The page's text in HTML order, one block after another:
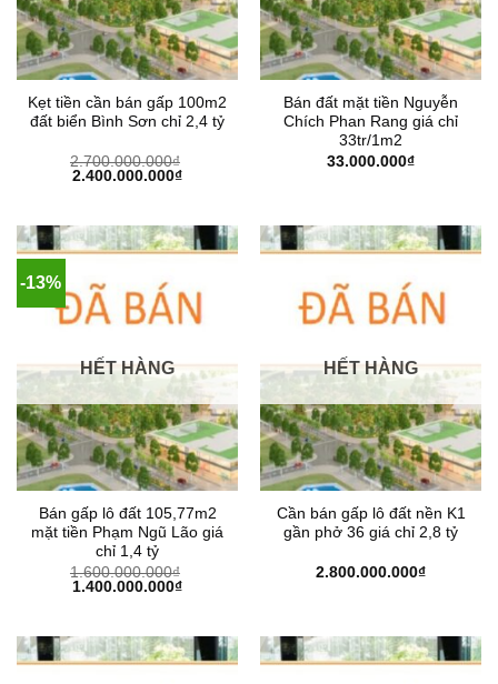
Kẹt tiền cần bán gấp 100m2
đất biển Bình Sơn chỉ 2,4 tỷ
2.700.000.000₫
Giá
2.400.000.000₫Giá
2.400.000.000₫.
Bán đất mặt tiền Nguyễn
Chích Phan Rang giá chỉ
33tr/1m2
33.000.000₫
-13%
HẾT HÀNG
Bán gấp lô đất 105,77m2
mặt tiền Phạm Ngũ Lão giá
chỉ 1,4 tỷ
1.600.000.000₫
Giá
1.400.000.000₫Giá
1.400.000.000₫.
HẾT HÀNG
Cần bán gấp lô đất nền K1
gần phở 36 giá chỉ 2,8 tỷ
2.800.000.000₫